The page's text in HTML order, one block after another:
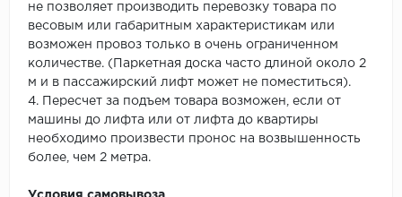
не позволяет производить перевозку товара по
весовым или габаритным характеристикам или
возможен провоз только в очень ограниченном
количестве. (Паркетная доска часто длиной около 2
м и в пассажирский лифт может не поместиться).
4. Пересчет за подъем товара возможен, если от
машины до лифта или от лифта до квартиры
необходимо произвести пронос на возвышенность
более, чем 2 метра.